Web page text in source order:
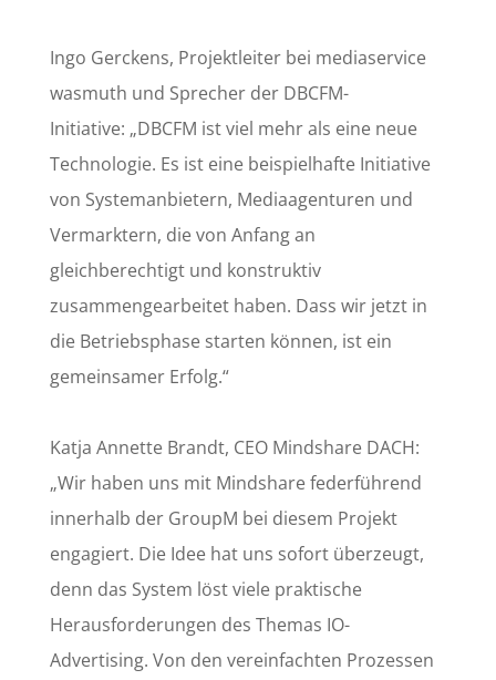
Ingo Gerckens, Projektleiter bei mediaservice
wasmuth und Sprecher der DBCFM-
Initiative: „DBCFM ist viel mehr als eine neue
Technologie. Es ist eine beispielhafte Initiative
von Systemanbietern, Mediaagenturen und
Vermarktern, die von Anfang an
gleichberechtigt und konstruktiv
zusammengearbeitet haben. Dass wir jetzt in
die Betriebsphase starten können, ist ein
gemeinsamer Erfolg.“
Katja Annette Brandt, CEO Mindshare DACH:
„Wir haben uns mit Mindshare federführend
innerhalb der GroupM bei diesem Projekt
engagiert. Die Idee hat uns sofort überzeugt,
denn das System löst viele praktische
Herausforderungen des Themas IO-
Advertising. Von den vereinfachten Prozessen